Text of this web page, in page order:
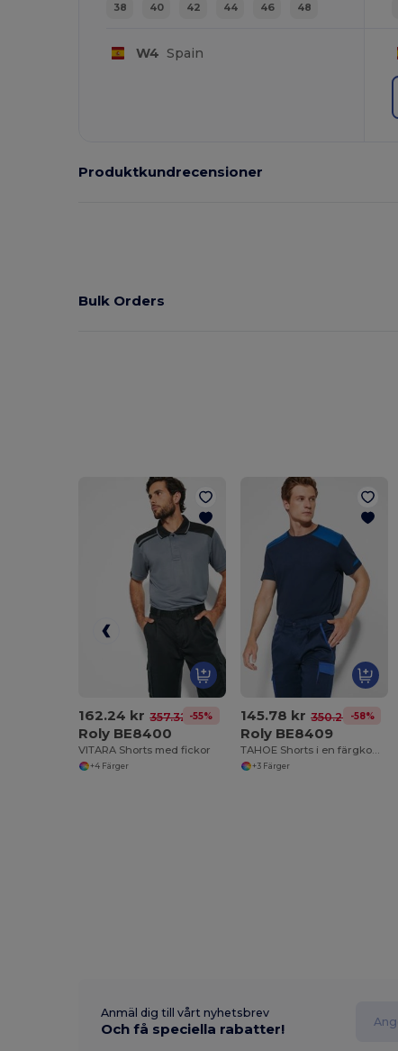
38 40 42 44 46 48
W4 Spain
Produktkundrecensioner
Bulk Orders
162.24 kr 357.32 kr-55%
Roly BE8400
VITARA Shorts med fickor
+4 Färger
145.78 kr 350.20 kr
-58%
Roly BE8409
TAHOE Shorts i en färgkombinationsdesign
+3 Färger
Anmäl dig till vårt nyhetsbrev
Och få speciella rabatter!